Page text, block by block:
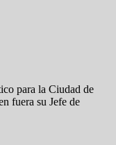
para la Ciudad de
fuera su Jefe de